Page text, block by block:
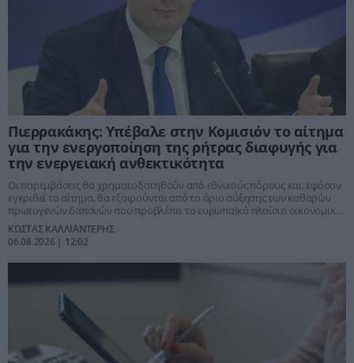
Πιερρακάκης: Υπέβαλε στην Κομισιόν το αίτημα
για την ενεργοποίηση της ρήτρας διαφυγής για
την ενεργειακή ανθεκτικότητα
Οι παρεμβάσεις θα χρηματοδοτηθούν από εθνικούς πόρους και, εφόσον
εγκριθεί το αίτημα, θα εξαιρούνται από το όριο αύξησης των καθαρών
πρωτογενών δαπανών που προβλέπει το ευρωπαϊκό πλαίσιο οικονομικής
διακυβέρνησης
ΚΩΣΤΑΣ ΚΑΛΛΙΑΝΤΕΡΗΣ
06.08.2026 | 12:02